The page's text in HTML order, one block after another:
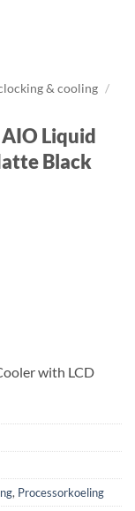
& cooling /
Liquid
Black
with LCD
, Processorkoeling